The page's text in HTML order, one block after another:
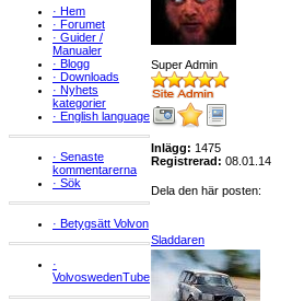
· Hem
· Forumet
· Guider /
Manualer
· Blogg
· Downloads
· Nyhets
kategorier
· English language
· Senaste
kommentarerna
· Sök
· Betygsätt Volvon
·
VolvoswedenTube
Super Admin
Inlägg: 1475
Registrerad: 08.01.14
Dela den här posten:
Sladdaren